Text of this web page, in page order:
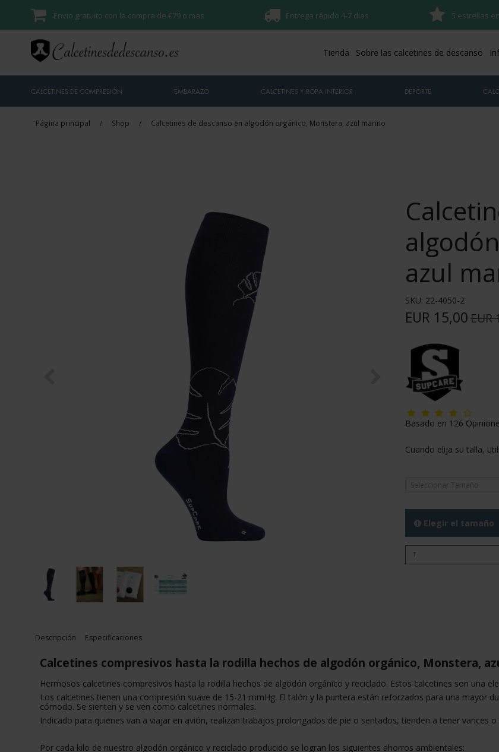
Envio gratuito con la compra de €79 o mas Entrega rápido 4-7 dias 5 estrellas
Tienda Sobre las calcetines de descanso
CALCETINES DE COMPRESIÓN EMBARAZO CALCETINES Y ROPA INTERIOR DEPORTE
Página principal / Shop / Calcetines de descanso en algodón orgánico, Monstera, azul marino
azul
SKU: 22-4050-2
EUR 15,00EUR
Basado en 126
Cuando elija su talla,
Seleccionar Tamaño
Elegir el tamaño
Descripción Especificaciones
Calcetines compresivos hasta la rodilla hechos de algodón orgánico, Monstera,
Hermosos calcetines compresivos hasta la rodilla hechos de algodón orgánico y reciclado. Estos calcetines son una
Los calcetines tienen una compresión suave de 15-21 mmHg. El talón y la puntera están reforzados para una mayor
cómodo. Se sienten y se ven como calcetines normales.
Indicado para quienes van a viajar en avión, realizan trabajos prolongados de pie o sentados, tienden a tener varices
Por cada kilo de nuestro algodón orgánico y reciclado producido se logran los siguientes ahorros ambientales: